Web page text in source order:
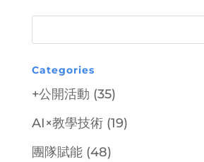
Categories
+公開活動 (35)
AI×教學技術(19)
團隊賦能(48)